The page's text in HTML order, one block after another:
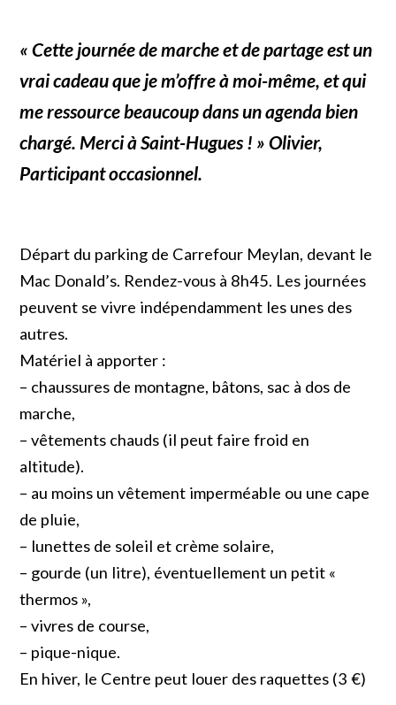
« Cette journée de marche et de partage est un
vrai cadeau que je m’offre à moi-même, et qui
me ressource beaucoup dans un agenda bien
chargé. Merci à Saint-Hugues ! » Olivier,
Participant occasionnel.
Départ du parking de Carrefour Meylan, devant le
Mac Donald’s. Rendez-vous à 8h45. Les journées
peuvent se vivre indépendamment les unes des
autres.
Matériel à apporter :
– chaussures de montagne, bâtons, sac à dos de
marche,
– vêtements chauds (il peut faire froid en
altitude).
– au moins un vêtement imperméable ou une cape
de pluie,
– lunettes de soleil et crème solaire,
– gourde (un litre), éventuellement un petit «
thermos »,
– vivres de course,
– pique-nique.
En hiver, le Centre peut louer des raquettes (3 €)